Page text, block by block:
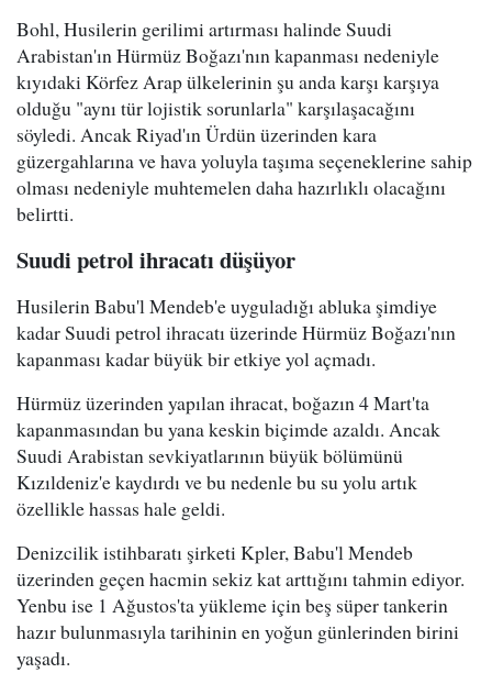
Bohl, Husilerin gerilimi artırması halinde Suudi
Arabistan'ın Hürmüz Boğazı'nın kapanması nedeniyle
kıyıdaki Körfez Arap ülkelerinin şu anda karşı karşıya
olduğu "aynı tür lojistik sorunlarla" karşılaşacağını
söyledi. Ancak Riyad'ın Ürdün üzerinden kara
güzergahlarına ve hava yoluyla taşıma seçeneklerine sahip
olması nedeniyle muhtemelen daha hazırlıklı olacağını
belirtti.
Suudi petrol ihracatı düşüyor
Husilerin Babu'l Mendeb'e uyguladığı abluka şimdiye
kadar Suudi petrol ihracatı üzerinde Hürmüz Boğazı'nın
kapanması kadar büyük bir etkiye yol açmadı.
Hürmüz üzerinden yapılan ihracat, boğazın 4 Mart'ta
kapanmasından bu yana keskin biçimde azaldı. Ancak
Suudi Arabistan sevkiyatlarının büyük bölümünü
Kızıldeniz'e kaydırdı ve bu nedenle bu su yolu artık
özellikle hassas hale geldi.
Denizcilik istihbaratı şirketi Kpler, Babu'l Mendeb
üzerinden geçen hacmin sekiz kat arttığını tahmin ediyor.
Yenbu ise 1 Ağustos'ta yükleme için beş süper tankerin
hazır bulunmasıyla tarihinin en yoğun günlerinden birini
yaşadı.